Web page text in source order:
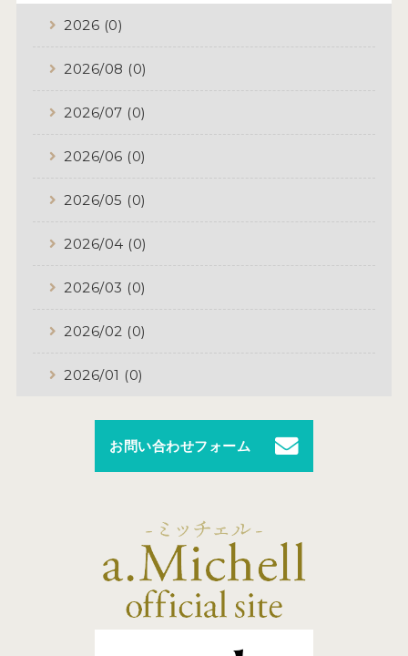
2026 (0)
2026/08 (0)
2026/07 (0)
2026/06 (0)
2026/05 (0)
2026/04 (0)
2026/03 (0)
2026/02 (0)
2026/01 (0)
お問い合わせフォーム